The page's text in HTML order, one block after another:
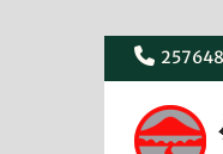
Skip